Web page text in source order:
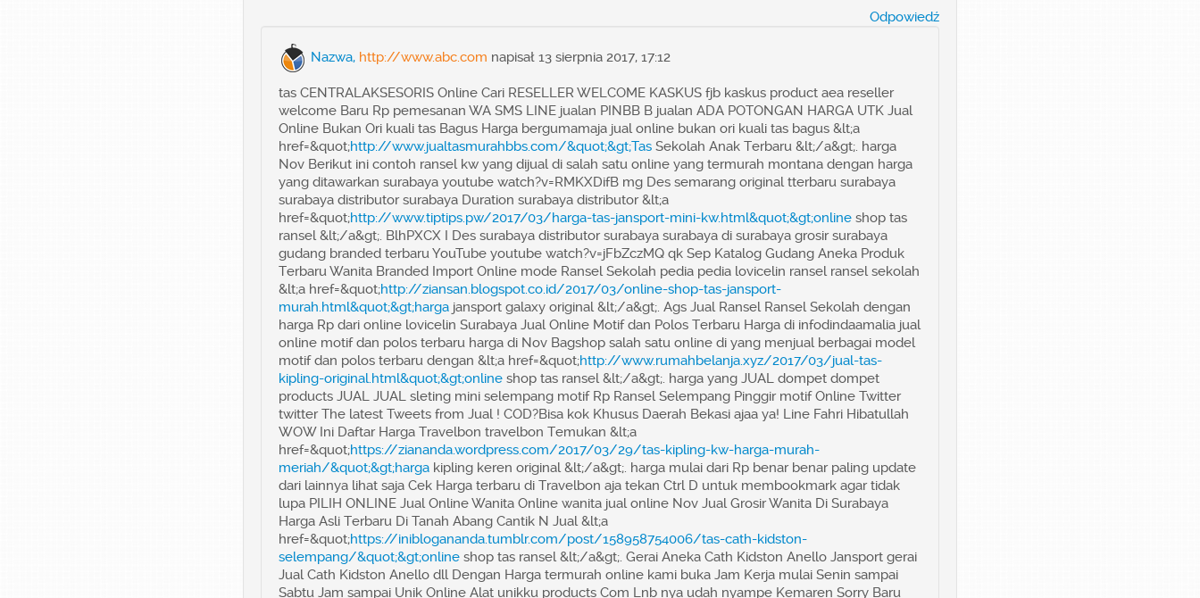
Odpowiedź
Nazwa, http://www.abc.com napisał 13 sierpnia 2017, 17:12
tas CENTRALAKSESORIS Online Cari RESELLER WELCOME KASKUS fjb kaskus product aea reseller
welcome Baru Rp pemesanan WA SMS LINE jualan PINBB B jualan ADA POTONGAN HARGA UTK Jual
Online Bukan Ori kuali tas Bagus Harga bergumamaja jual online bukan ori kuali tas bagus &lt;a
href=&quot;http://www.jualtasmurahbbs.com/&quot;&gt;Tas Sekolah Anak Terbaru &lt;/a&gt;. harga
Nov Berikut ini contoh ransel kw yang dijual di salah satu online yang termurah montana dengan harga
yang ditawarkan surabaya youtube watch?v=RMKXDifB mg Des semarang original tterbaru surabaya
surabaya distributor surabaya Duration surabaya distributor &lt;a
href=&quot;http://www.tiptips.pw/2017/03/harga-tas-jansport-mini-kw.html&quot;&gt;online shop tas
ransel &lt;/a&gt;. BlhPXCX I Des surabaya distributor surabaya surabaya di surabaya grosir surabaya
gudang branded terbaru YouTube youtube watch?v=jFbZczMQ qk Sep Katalog Gudang Aneka Produk
Terbaru Wanita Branded Import Online mode Ransel Sekolah pedia pedia lovicelin ransel ransel sekolah
&lt;a href=&quot;http://ziansan.blogspot.co.id/2017/03/online-shop-tas-jansport-
murah.html&quot;&gt;harga jansport galaxy original &lt;/a&gt;. Ags Jual Ransel Ransel Sekolah dengan
harga Rp dari online lovicelin Surabaya Jual Online Motif dan Polos Terbaru Harga di infodindaamalia jual
online motif dan polos terbaru harga di Nov Bagshop salah satu online di yang menjual berbagai model
motif dan polos terbaru dengan &lt;a href=&quot;http://www.rumahbelanja.xyz/2017/03/jual-tas-
kipling-original.html&quot;&gt;online shop tas ransel &lt;/a&gt;. harga yang JUAL dompet dompet
products JUAL JUAL sleting mini selempang motif Rp Ransel Selempang Pinggir motif Online Twitter
twitter The latest Tweets from Jual ! COD?Bisa kok Khusus Daerah Bekasi ajaa ya! Line Fahri Hibatullah
WOW Ini Daftar Harga Travelbon travelbon Temukan &lt;a
href=&quot;https://ziananda.wordpress.com/2017/03/29/tas-kipling-kw-harga-murah-
meriah/&quot;&gt;harga kipling keren original &lt;/a&gt;. harga mulai dari Rp benar benar paling update
dari lainnya lihat saja Cek Harga terbaru di Travelbon aja tekan Ctrl D untuk membookmark agar tidak
lupa PILIH ONLINE Jual Online Wanita Online wanita jual online Nov Jual Grosir Wanita Di Surabaya
Harga Asli Terbaru Di Tanah Abang Cantik N Jual &lt;a
href=&quot;https://iniblogananda.tumblr.com/post/158958754006/tas-cath-kidston-
selempang/&quot;&gt;online shop tas ransel &lt;/a&gt;. Gerai Aneka Cath Kidston Anello Jansport gerai
Jual Cath Kidston Anello dll Dengan Harga termurah online kami buka Jam Kerja mulai Senin sampai
Sabtu Jam sampai Unik Online Alat unikku products Com Lnb nya udah nyampe Kemaren Sorry Baru